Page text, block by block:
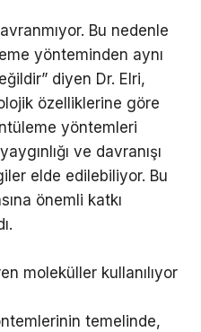
Bu nedenle
yönteminden aynı
diyen Dr. Elri,
özelliklerine göre
yöntemleri
ve davranışı
elde edilebiliyor. Bu
önemli katkı
moleküller kullanılıyor
temelinde,